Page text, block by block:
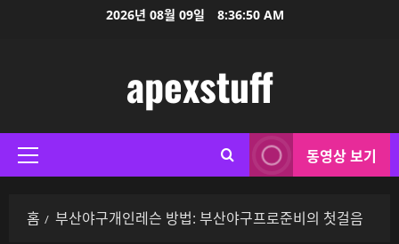
가
2026년 08월 09일 8:36:50 AM
apexstuff
기
본
뉴
동영상 보기
홈 부산야구개인레슨 방법: 부산야구프로준비의 첫걸음